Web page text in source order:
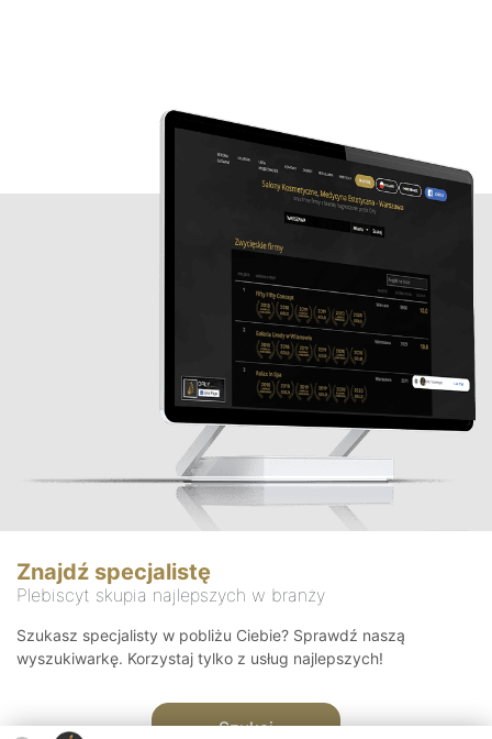
Znajdź specjalistę
Plebiscyt skupia najlepszych w branży
Szukasz specjalisty w pobliżu Ciebie? Sprawdź naszą
wyszukiwarkę. Korzystaj tylko z usług najlepszych!
Szukaj